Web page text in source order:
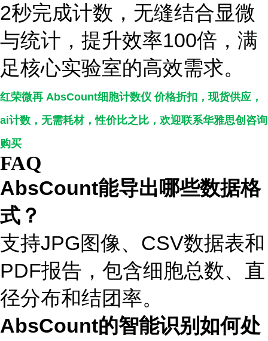
2秒完成计数，无缝结合显微
与统计，提升效率100倍，满
足核心实验室的高效需求。
红荣微再 AbsCount细胞计数仪 价格折扣 ，现货供应，
ai计数，无需耗材，性价比之比，欢迎联系华雅思创咨询
购买
FAQ
AbsCount能导出哪些数据格
式？
支持JPG图像、CSV数据表和
PDF报告，包含细胞总数、直
径分布和结团率。
AbsCount的智能识别如何处